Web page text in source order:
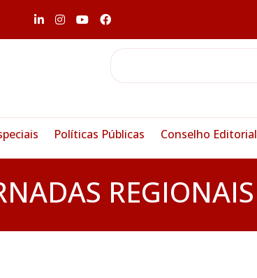
Políticas Públicas Conselho Editorial
REGIONAIS